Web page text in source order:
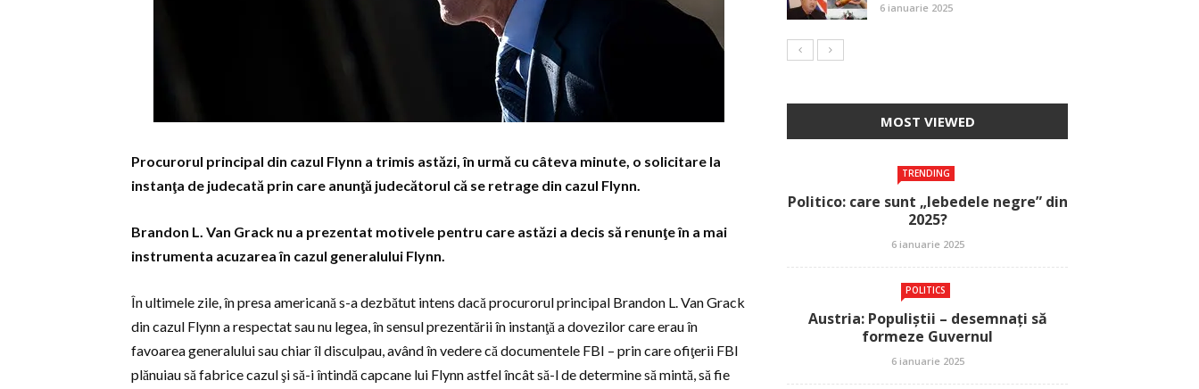
Procurorul principal din cazul Flynn a trimis astăzi, în urmă cu câteva minute, o solicitare la
instanţa de judecată prin care anunţă judecătorul că se retrage din cazul Flynn.
Brandon L. Van Grack nu a prezentat motivele pentru care astăzi a decis să renunţe în a mai
instrumenta acuzarea în cazul generalului Flynn.
În ultimele zile, în presa americană s-a dezbătut intens dacă procurorul principal Brandon L. Van Grack
din cazul Flynn a respectat sau nu legea, în sensul prezentării în instanţă a dovezilor care erau în
favoarea generalului sau chiar îl disculpau, având în vedere că documentele FBI – prin care ofiţerii FBI
plănuiau să fabrice cazul şi să-i întindă capcane lui Flynn astfel încât să-l de determine să mintă, să fie
6 ianuarie 2025
MOST VIEWED
TRENDING
Politico: care sunt „lebedele negre” din
2025?
6 ianuarie 2025
POLITICS
Austria: Populiștii – desemnați să
formeze Guvernul
6 ianuarie 2025